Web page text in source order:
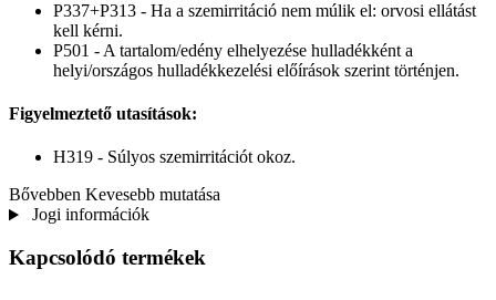
P337+P313 - Ha a szemirritáció nem múlik el: orvosi ellátást
kell kérni.
P501 - A tartalom/edény elhelyezése hulladékként a
helyi/országos hulladékkezelési előírások szerint történjen.
Figyelmeztető utasítások:
H319 - Súlyos szemirritációt okoz.
Bővebben Kevesebb mutatása
Jogi információk
Kapcsolódó termékek